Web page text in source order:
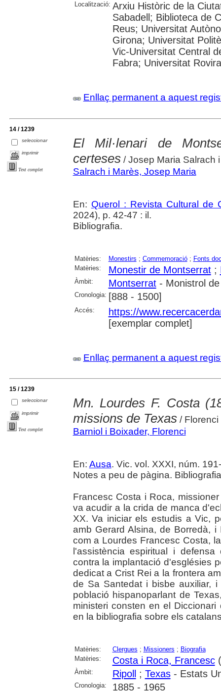
Localització: Arxiu Històric de la
Sabadell; Biblioteca de
Reus; Universitat
Girona; Universitat
Vic-Universitat Central
Fabra; Universitat
Enllaç permanent a aquest
14 / 1239
seleccionar
imprimir
Text complet
El Mil·lenari de
certeses/ Josep Maria Salrach
Salrach i Marès, Josep Maria
En: Querol : Revista Cultural de
2024), p. 42-47 : il.
Bibliografia.
Matèries: Monestirs ; Commemoració; Fonts
Matèries:
Monestir de Montserrat;
Àmbit: Montserrat- Monistrol
Cronologia: [888 - 1500]
Accés:
https://
[exemplar complet]
Enllaç permanent a aquest
15 / 1239
seleccionar
imprimir
Text complet
Mn. Lourdes F. Costa
missions de Texas/ Florenci
Barniol i Boixader, Florenci
En: Ausa. Vic. vol. XXXI, núm.
Notes a peu de pàgina.
Francesc Costa i Roca,
va acudir a la crida de manca
XX. Va iniciar els estudis a Vic,
amb Gerard Alsina, de Borredà,
com a Lourdes Francesc Costa,
l'assistència espiritual i
contra la implantació d'esglésies
dedicat a Crist Rei a la frontera
de Sa Santedat i bisbe auxiliar,
població hispanoparlant de
ministeri consten en el
en la bibliografia sobre els
Matèries: Clergues ; Missioners ; Biografia
Matèries:
Costa i Roca, Francesc
Àmbit: Ripoll; Texas- Estats
Cronologia: 1885 - 1965